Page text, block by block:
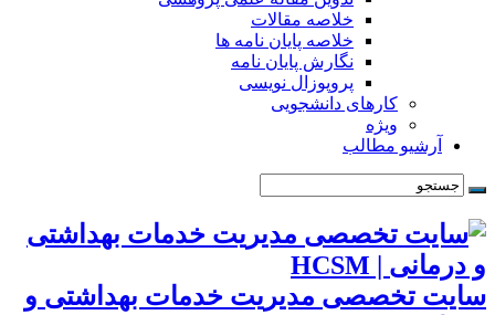
خلاصه مقالات
خلاصه پایان نامه ها
نگارش پایان نامه
پروپوزال نویسی
کارهای دانشجویی
ویژه
آرشیو مطالب
سایت تخصصی مدیریت خدمات بهداشتی و